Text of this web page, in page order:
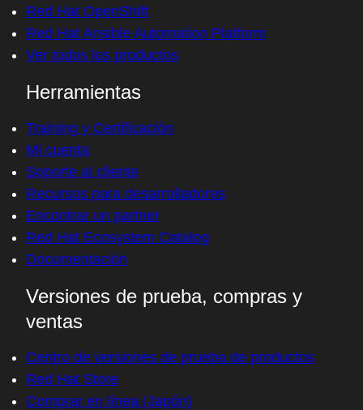
Red Hat OpenShift
Red Hat Ansible Automation Platform
Ver todos los productos
Herramientas
Training y Certificación
Mi cuenta
Soporte al cliente
Recursos para desarrolladores
Encontrar un partner
Red Hat Ecosystem Catalog
Documentación
Versiones de prueba, compras y
ventas
Centro de versiones de prueba de productos
Red Hat Store
Comprar en línea (Japón)